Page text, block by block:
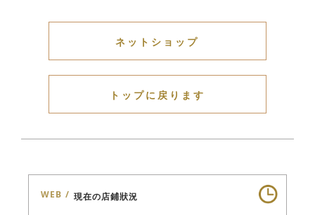
ネットショップ
トップに戻ります
WEB 現在の店鋪狀況